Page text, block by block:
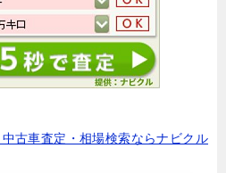
古車査定・相場検索ならナビクル